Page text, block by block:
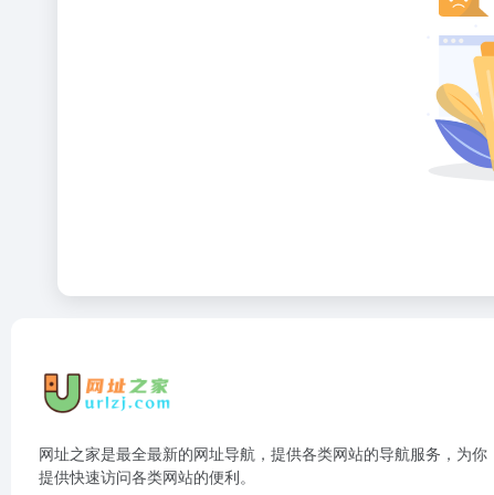
网址之家是最全最新的网址导航，提供各类网站的导航服务，为你
提供快速访问各类网站的便利。